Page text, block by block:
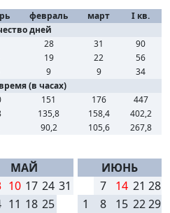
февраль март
I кв.
дней
28 31
90
19 22
56
9 9
34
(в часах)
151 176
447
135,8 158,4
402,2
90,2 105,6 267,8
МАЙ
ИЮНЬ
10 17 24 31 7 14 21 28
11 18 25 1 8 15 22 29